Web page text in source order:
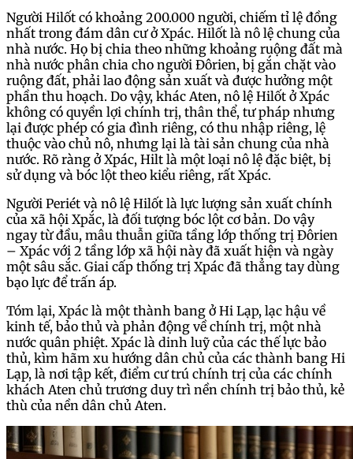
Người Hilốt có khoảng 200.000 người, chiếm tỉ lệ đồng
nhất trong đám dân cư ở Xpác. Hilốt là nô lệ chung của
nhà nước. Họ bị chia theo những khoảng ruộng đất mà
nhà nước phân chia cho người Đôrien, bị gắn chặt vào
ruộng đất, phải lao động sản xuất và được hưởng một
phần thu hoạch. Do vậy, khác Aten, nô lệ Hilốt ở Xpác
không có quyền lợi chính trị, thân thể, tư pháp nhưng
lại được phép có gia đình riêng, có thu nhập riêng, lệ
thuộc vào chủ nô, nhưng lại là tài sản chung của nhà
nước. Rõ ràng ở Xpác, Hilt là một loại nô lệ đặc biệt, bị
sử dụng và bóc lột theo kiểu riêng, rất Xpác.
Người Periét và nô lệ Hilốt là lực lượng sản xuất chính
của xã hội Xpắc, là đối tượng bóc lột cơ bản. Do vậy
ngay từ đầu, mâu thuẫn giữa tầng lớp thống trị Đôrien
– Xpác với 2 tầng lớp xã hội này đã xuất hiện và ngày
một sâu sắc. Giai cấp thống trị Xpác đã thẳng tay dùng
bạo lực để trấn áp.
Tóm lại, Xpác là một thành bang ở Hi Lạp, lạc hậu về
kinh tế, bảo thủ và phản động về chính trị, một nhà
nước quân phiệt. Xpác là dinh luỹ của các thế lực bảo
thủ, kìm hãm xu hướng dân chủ của các thành bang Hi
Lạp, là nơi tập kết, điểm cư trú chính trị của các chính
khách Aten chủ trương duy trì nền chính trị bảo thủ, kẻ
thù của nền dân chủ Aten.